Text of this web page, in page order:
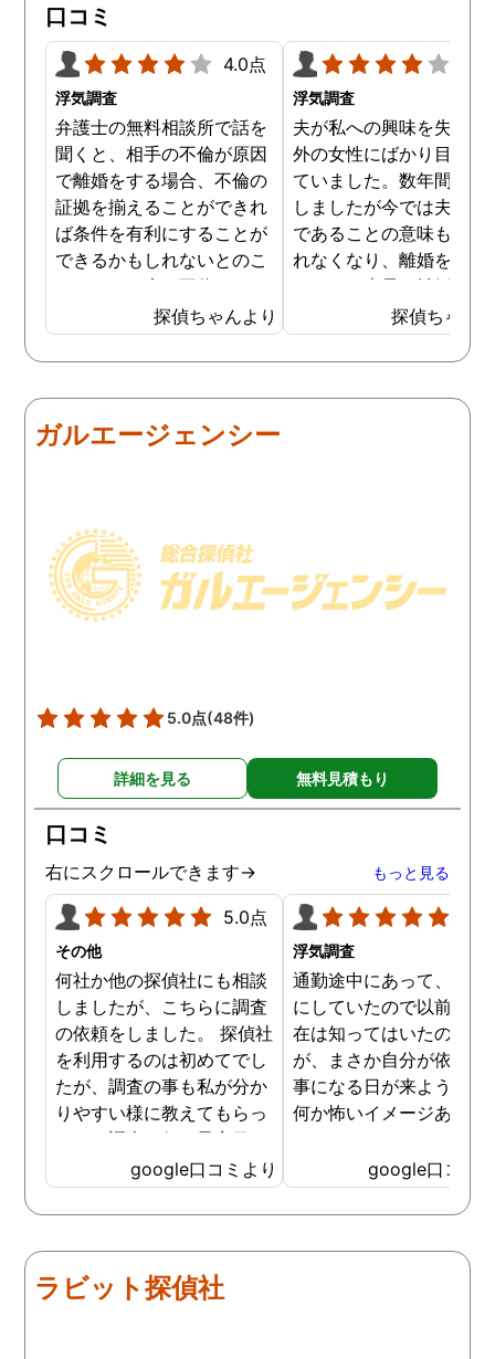
口コミ
4.0点
浮気調査
弁護士の無料相談所で話を
聞くと、相手の不倫が原因
で離婚をする場合、不倫の
証拠を揃えることができれ
ば条件を有利にすることが
できるかもしれないとのこ
とでした。夫が不倫をして
いるのは確実なのですが、
私の証言だけでは効力が弱
いようです。弁護士のアド
の証拠を集めてもらうこと
にしました。夫は私への関
とはしょっちゅうです。次
の休みも休日出勤と称して
家を空けているので、この
日に証拠集めをお願いしま
と会い、そのまま夜まで過
間もラブホテルの利用もし
たようで、たった一日で不
倫の証拠を揃えることがで
きました。
探偵ちゃんより
浮気調査
夫が私への興味を失くし
外の女性にばかり目を向
ていました。数年間は我
しましたが今では夫と夫
であることの意味も感じ
れなくなり、離婚を決意
ました。素早く離婚を成
させるためには夫の不倫
証拠を手に入れることが
っ取り早く、探偵に調査
行動パターンを伝え、予
必要な不倫の証拠も手に
れることができました。
探偵ちゃん
ガルエージェンシー
5.0点(48件)
詳細を見る 無料見積もり
口コミ
右にスクロールできます→ もっと見る
5.0点
その他
何社か他の探偵社にも相談
しましたが、こちらに調査
の依頼をしました。 探偵社
を利用するのは初めてでし
たが、調査の事も私が分か
りやすい様に教えてもらっ
たり、調査を行う予定日は
私の希望を聞いてもらいつ
つ、探偵さんのご意見も取
り入れ、細かく打ち合わせ
た。調査を行った日はその
日の報告を入れてくれたり
google口コミより
浮気調査
通勤途中にあって、毎日
にしていたので以前から
在は知ってはいたのです
が、まさか自分が依頼す
事になる日が来ようと
何か怖いイメージありま
応も良く、安心して相談
きました。 調査後に弁
さんも紹介していただき
した！ありがとうござい
google口コミ
ラビット探偵社